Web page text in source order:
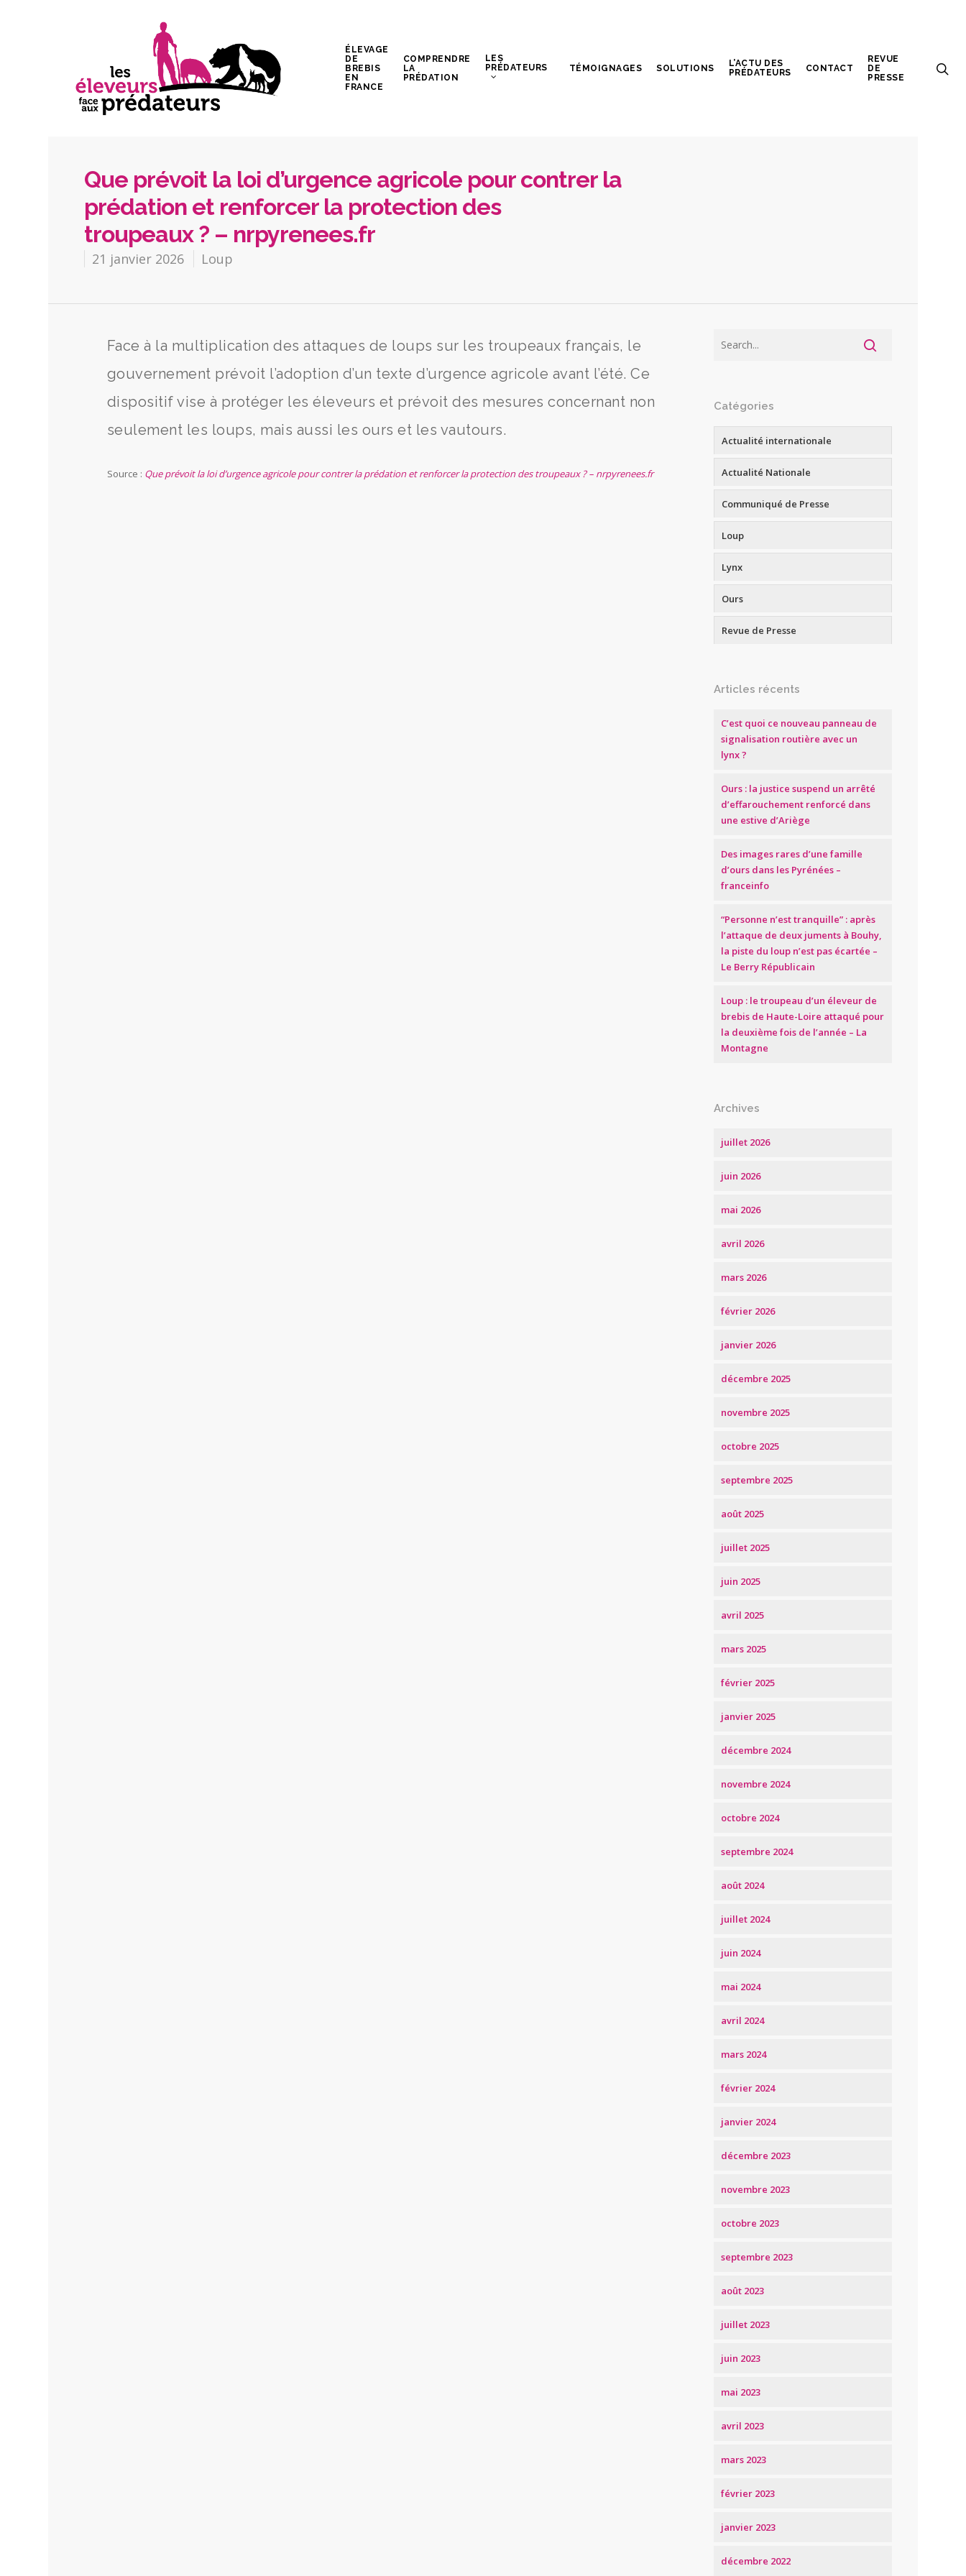
ÉLEVAGE
DE
BREBIS
EN
FRANCE
COMPRENDRE
LA
PRÉDATION
LES
PRÉDATEURS
TÉMOIGNAGES SOLUTIONS
L’ACTU DES
PRÉDATEURS
CONTACT
REVUE
DE
PRESSE
Que prévoit la loi d’urgence agricole pour contrer la
prédation et renforcer la protection des
troupeaux ? – nrpyrenees.fr
21 janvier 2026 Loup
Face à la multiplication des attaques de loups sur les troupeaux français, le
gouvernement prévoit l’adoption d’un texte d’urgence agricole avant l’été. Ce
dispositif vise à protéger les éleveurs et prévoit des mesures concernant non
seulement les loups, mais aussi les ours et les vautours.
Source : Que prévoit la loi d’urgence agricole pour contrer la prédation et renforcer la protection des troupeaux ? – nrpyrenees.fr
Catégories
Actualité internationale
Actualité Nationale
Communiqué de Presse
Loup
Lynx
Ours
Revue de Presse
Articles récents
C’est quoi ce nouveau panneau de
signalisation routière avec un
lynx ?
Ours : la justice suspend un arrêté
d’effarouchement renforcé dans
une estive d’Ariège
Des images rares d’une famille
d’ours dans les Pyrénées –
franceinfo
“Personne n’est tranquille” : après
l’attaque de deux juments à Bouhy,
la piste du loup n’est pas écartée –
Le Berry Républicain
Loup : le troupeau d’un éleveur de
brebis de Haute-Loire attaqué pour
la deuxième fois de l’année – La
Montagne
Archives
juillet 2026
juin 2026
mai 2026
avril 2026
mars 2026
février 2026
janvier 2026
décembre 2025
novembre 2025
octobre 2025
septembre 2025
août 2025
juillet 2025
juin 2025
avril 2025
mars 2025
février 2025
janvier 2025
décembre 2024
novembre 2024
octobre 2024
septembre 2024
août 2024
juillet 2024
juin 2024
mai 2024
avril 2024
mars 2024
février 2024
janvier 2024
décembre 2023
novembre 2023
octobre 2023
septembre 2023
août 2023
juillet 2023
juin 2023
mai 2023
avril 2023
mars 2023
février 2023
janvier 2023
décembre 2022